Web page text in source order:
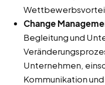
Change
Begleitung und
Unternehmen,
Kommunikation